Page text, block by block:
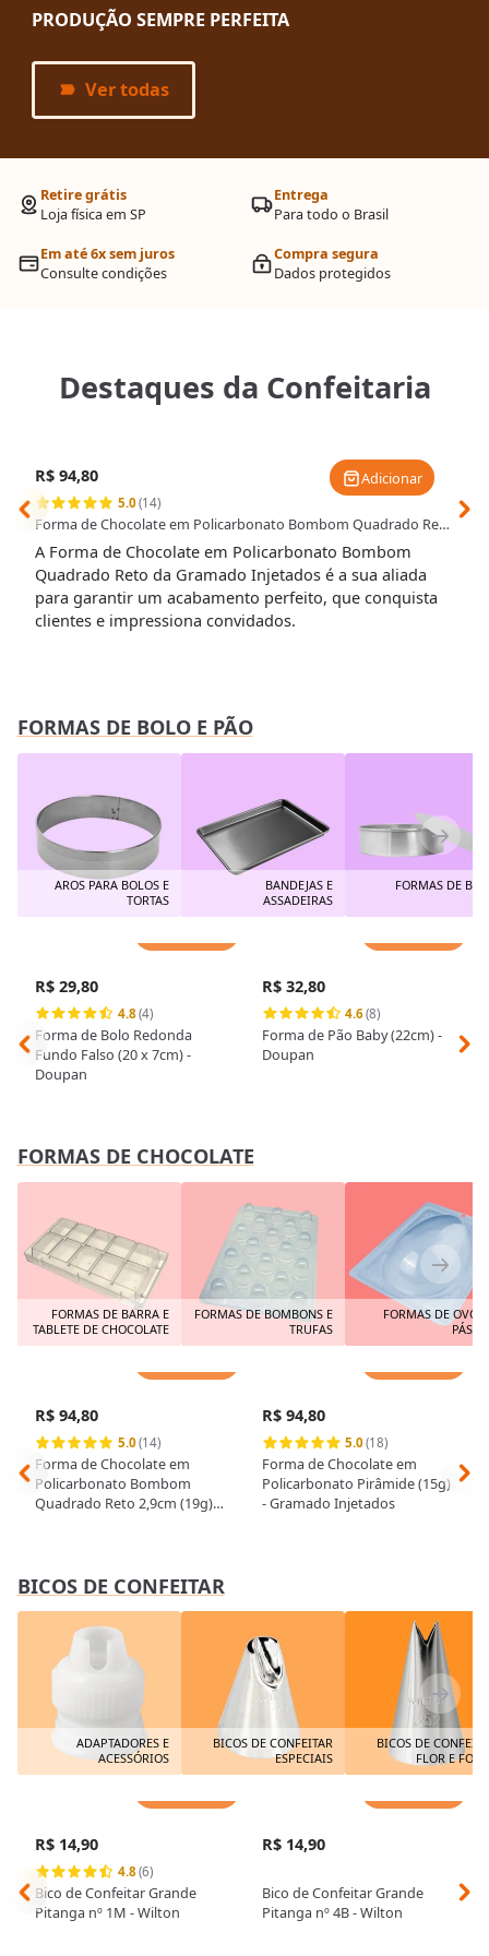
PRODUÇÃO SEMPRE PERFEITA
Ver todas
Retire grátis
Loja física em SP
Entrega
Para todo o Brasil
Em até 6x sem juros
Consulte condições
Compra segura
Dados protegidos
Destaques da Confeitaria
R$ 94,80
5.0(14)
Forma de Chocolate em Policarbonato Bombom Quadrado Reto
2,9cm (19g) - Gramado Injetados
A Forma de Chocolate em Policarbonato Bombom
Quadrado Reto da Gramado Injetados é a sua aliada
para garantir um acabamento perfeito, que conquista
clientes e impressiona convidados.
Adicionar
FORMAS DE BOLO E PÃO
AROS PARA BOLOS E
TORTAS
BANDEJAS E
ASSADEIRAS
FORMAS DE
R$ 29,80
4.8(4)
Forma de Bolo Redonda
Fundo Falso (20 x 7cm) -
Doupan
R$ 32,80
4.6(8)
Forma de Pão Baby (22cm) -
Doupan
FORMAS DE CHOCOLATE
FORMAS DE BARRA E
TABLETE DE CHOCOLATE
FORMAS DE BOMBONS E
TRUFAS
FORMAS DE OVO
R$ 94,80
5.0(14)
Forma de Chocolate em
Policarbonato Bombom
Quadrado Reto 2,9cm (19g) -
R$ 94,80
5.0(18)
Forma de Chocolate em
Policarbonato Pirâmide (15g)
- Gramado Injetados
BICOS DE CONFEITAR
ADAPTADORES E
ACESSÓRIOS
BICOS DE CONFEITAR
ESPECIAIS
BICOS DE
FLOR E
R$ 14,90
4.8(6)
Bico de Confeitar Grande
Pitanga nº 1M - Wilton
R$ 14,90
Bico de Confeitar Grande
Pitanga nº 4B - Wilton